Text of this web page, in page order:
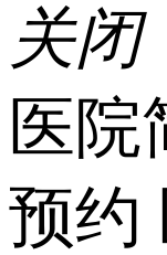
关闭
医院
预约